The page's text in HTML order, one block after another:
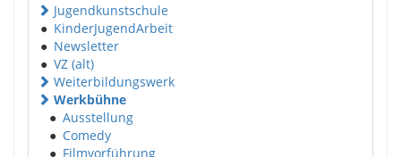
Jugendkunstschule
● KinderJugendArbeit
● Newsletter
● VZ (alt)
Weiterbildungswerk
Werkbühne
● Ausstellung
● Comedy
● Filmvorführung